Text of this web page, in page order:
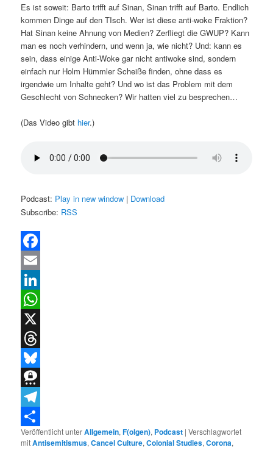
Es ist soweit: Barto trifft auf Sinan, Sinan trifft auf Barto. Endlich
kommen Dinge auf den TIsch. Wer ist diese anti-woke Fraktion?
Hat Sinan keine Ahnung von Medien? Zerfliegt die GWUP? Kann
man es noch verhindern, und wenn ja, wie nicht? Und: kann es
sein, dass einige Anti-Woke gar nicht antiwoke sind, sondern
einfach nur Holm Hümmler Scheiße finden, ohne dass es
irgendwie um Inhalte geht? Und wo ist das Problem mit dem
Geschlecht von Schnecken? Wir hatten viel zu besprechen…
(Das Video gibt hier.)
Podcast: Play in new window | Download
Subscribe: RSS
Facebook
Email
LinkedIn
WhatsApp
X
Threads
Bluesky
Threema
Telegram
Teilen
Veröffentlicht unterAllgemein,F(olgen), Podcast |Verschlagwortet
mitAntisemitismus,Cancel Culture,Colonial Studies,Corona,